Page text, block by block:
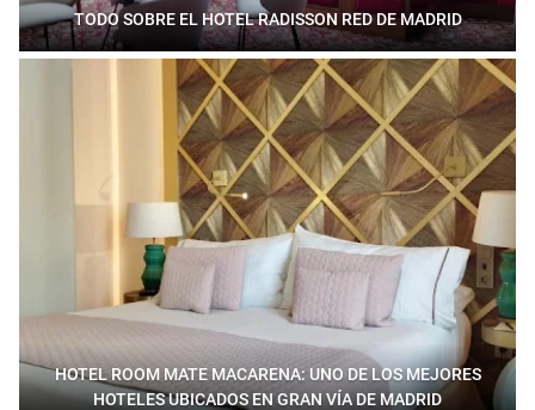
TODO SOBRE EL HOTEL RADISSON RED DE MADRID
HOTEL ROOM MATE MACARENA: UNO DE LOS MEJORES
HOTELES UBICADOS EN GRAN VÍA DE MADRID